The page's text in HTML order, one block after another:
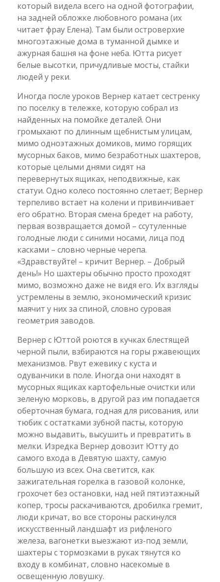
который видела всего на одной фотографии,
на задней обложке любовного романа (их
читает фрау Елена). Там были островерхие
многоэтажные дома в туманной дымке и
ажурная башня на фоне неба. Ютта рисует
белые высотки, причудливые мосты, стайки
людей у реки.
Иногда после уроков Вернер катает сестренку
по поселку в тележке, которую собрал из
найденных на помойке деталей. Они
громыхают по длинным щебнистым улицам,
мимо одноэтажных домиков, мимо горящих
мусорных баков, мимо безработных шахтеров,
которые целыми днями сидят на
перевернутых ящиках, неподвижные, как
статуи. Одно колесо постоянно слетает; Вернер
терпеливо встает на колени и привинчивает
его обратно. Вторая смена бредет на работу,
первая возвращается домой – ссутуленные
голодные люди с синими носами, лица под
касками – словно черные черепа.
«Здравствуйте! – кричит Вернер. – Добрый
день!» Но шахтеры обычно просто проходят
мимо, возможно даже не видя его. Их взгляды
устремлены в землю, экономический кризис
маячит у них за спиной, словно суровая
геометрия заводов.
Вернер с Юттой роются в кучках блестящей
черной пыли, взбираются на горы ржавеющих
механизмов. Рвут ежевику с куста и
одуванчики в поле. Иногда они находят в
мусорных ящиках картофельные очистки или
зеленую морковь, в другой раз им попадается
оберточная бумага, годная для рисования, или
тюбик с остатками зубной пасты, которую
можно выдавить, высушить и превратить в
мелки. Изредка Вернер довозит Ютту до
самого входа в Девятую шахту, самую
большую из всех. Она светится, как
зажигательная горелка в газовой колонке,
грохочет без остановки, над ней пятиэтажный
копер, тросы раскачиваются, дробилка гремит,
люди кричат, во все стороны раскинулся
искусственный ландшафт из рифленого
железа, вагонетки выезжают из-под земли,
шахтеры с тормозками в руках тянутся ко
входу в комбинат, словно насекомые в
освещенную ловушку.